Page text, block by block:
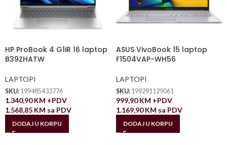
HP ProBook 4 G1iR 16 laptop
B39ZHATW
LAPTOPI
SKU: 199485433776
1.340,90KM +PDV
1.568,85 KM sa PDV
DODAJ U KORPU
ASUS VivoBook 15 laptop
F1504VAP-WH56
LAPTOPI
SKU: 199291129061
999,90KM +PDV
1.169,90KM sa PDV
DODAJ U KORPU